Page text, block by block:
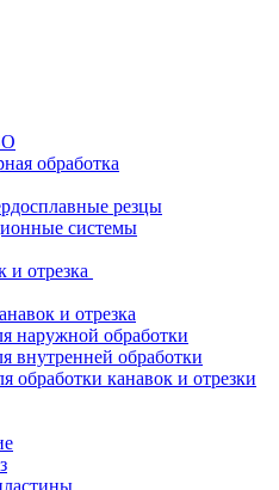
обработка
резцы
системы
и отрезка
и отрезка
наружной обработки
внутренней обработки
обработки канавок и отрезки